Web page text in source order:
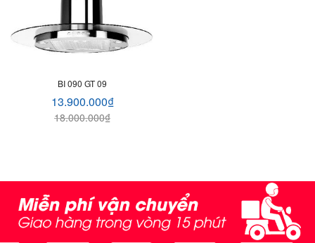
BI 090 GT 09
18.000.000₫
13.900.000₫